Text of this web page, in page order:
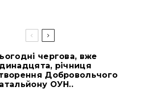
чергова, вже
річниця
Добровольчого
ОУН..